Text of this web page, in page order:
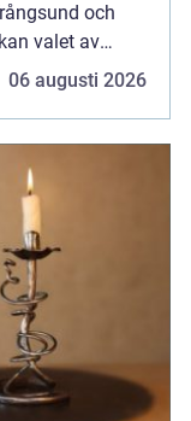
och
valet av
hur smidig
06 augusti 2026